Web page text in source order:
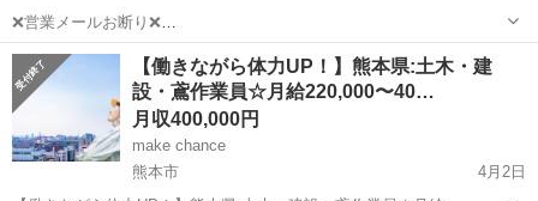
❌営業メールお断り❌
◤◢◤◢◤◢◤◢◤◢◤◢◤◢◤◢◤◢◤◢◤◢◤◢◤◢◤◢◤◢◤
◢◤◢◤◢◤◢◤◢ 応募の際は、必ずお名前(フルネーム)と年齢、 性
別を入れてメッセージを送って下さい。
◤◢◤◢◤◢◤◢◤◢◤◢◤...
熊本 山鹿市 大工 事務所
【働きながら体力UP！】熊本県:土木・建
設・鳶作業員☆月給220,000〜40…
月収400,000円
make chance
熊本市
4月2日